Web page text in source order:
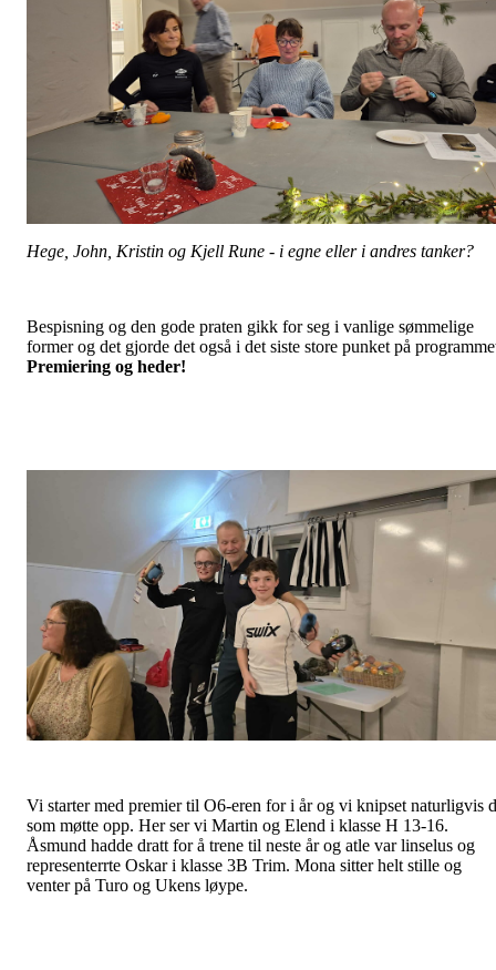
Hege, John, Kristin og Kjell Rune - i egne eller i andres tanker?
Bespisning og den gode praten gikk for seg i vanlige sømmelige
former og det gjorde det også i det siste store punket på
Premiering og heder!
Vi starter med premier til O6-eren for i år og vi knipset naturligvis
som møtte opp. Her ser vi Martin og Elend i klasse H 13-16.
Åsmund hadde dratt for å trene til neste år og atle var linselus og
representerrte Oskar i klasse 3B Trim. Mona sitter helt stille og
venter på Turo og Ukens løype.